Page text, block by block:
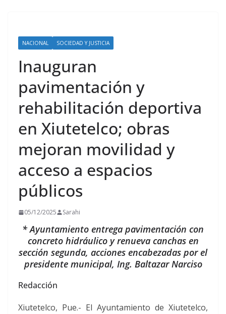
NACIONAL SOCIEDAD Y JUSTICIA
Inauguran
pavimentación y
rehabilitación deportiva
en Xiutetelco; obras
mejoran movilidad y
acceso a espacios
públicos
05/12/2025 Sarahi
* Ayuntamiento entrega pavimentación con
concreto hidráulico y renueva canchas en
sección segunda, acciones encabezadas por el
presidente municipal, Ing. Baltazar Narciso
Redacción
Xiutetelco, Pue.- El Ayuntamiento de Xiutetelco,